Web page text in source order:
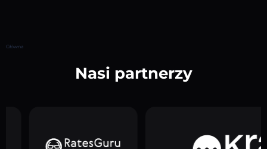
Główna
Nasi partnerzy